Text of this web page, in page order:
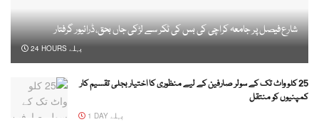
شارع فیصل پر جامعہ کراچی کی بس کی ٹکر سے لڑکی جاں بحق، ڈرائیور گرفتار
24 HOURS پہلے
25 کلو واٹ تک کے سولر صارفین کے لیے منظوری کا اختیار بجلی تقسیم کار
کمپنیوں کو منتقل
1 DAY پہلے